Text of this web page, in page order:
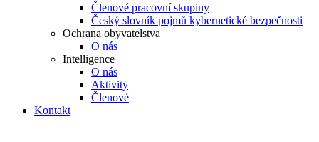
Členové pracovní skupiny
Český slovník pojmů kybernetické bezpečnosti
Ochrana obyvatelstva
O nás
Intelligence
O nás
Aktivity
Členové
Kontakt